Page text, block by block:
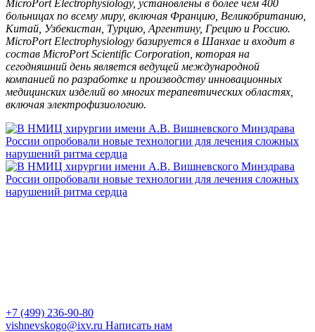
MicroPort Electrophysiology, установлены в более чем 400
больницах по всему миру, включая Францию, Великобританию,
Китай, Узбекистан, Турцию, Аргентину, Грецию и Россию.
MicroPort Electrophysiology базируется в Шанхае и входит в
состав MicroPort Scientific Corporation, которая на
сегодняшний день является ведущей международной
компанией по разработке и производству инновационных
медицинских изделий во многих терапевтических областях,
включая электрофизиологию.
+7 (499) 236-90-80
vishnevskogo@ixv.ru Написать нам